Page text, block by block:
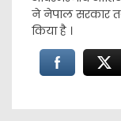
ने नेपाल सरकार
किया है ।